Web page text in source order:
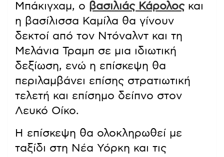
Μπάκιγχαμ, ο βασιλιάς Κάρολοςκαι
η βασίλισσα Καμίλα θα γίνουν
δεκτοί από τον Ντόναλντ και τη
Μελάνια Τραμπ σε μια ιδιωτική
δεξίωση, ενώ η επίσκεψη θα
περιλαμβάνει επίσης στρατιωτική
τελετή και επίσημο δείπνο στον
Λευκό Οίκο.
Η επίσκεψη θα ολοκληρωθεί με
ταξίδι στη Νέα Υόρκη και τις